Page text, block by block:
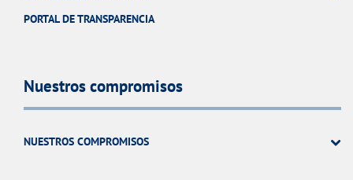
PORTAL DE TRANSPARENCIA
Nuestros compromisos
NUESTROS COMPROMISOS